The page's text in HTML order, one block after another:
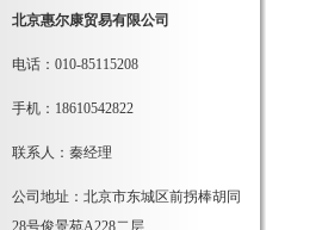
北京惠尔康贸易有限公司
电话：010-85115208
手机：18610542822
联系人：秦经理
公司地址：北京市东城区前拐棒胡同
28号俊景苑A228二层